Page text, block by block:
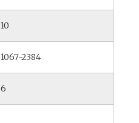
10
1067-2384
6